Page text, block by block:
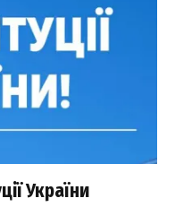
України